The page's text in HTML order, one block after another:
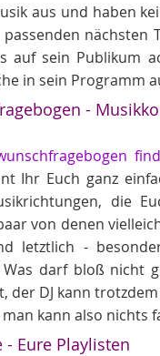
aus und haben
nächsten
auf sein Publikum
in sein Programm
-
Ihr Euch ganz
die
von denen
letztlich -
Was darf bloß nicht
der DJ kann
kann also nichts
Eure Playlisten